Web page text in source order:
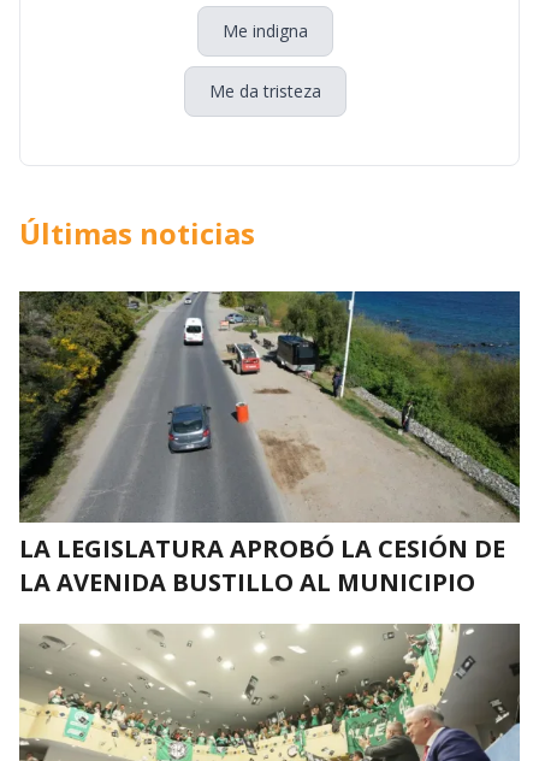
Me indigna
Me da tristeza
Últimas noticias
LA LEGISLATURA APROBÓ LA CESIÓN DE
LA AVENIDA BUSTILLO AL MUNICIPIO